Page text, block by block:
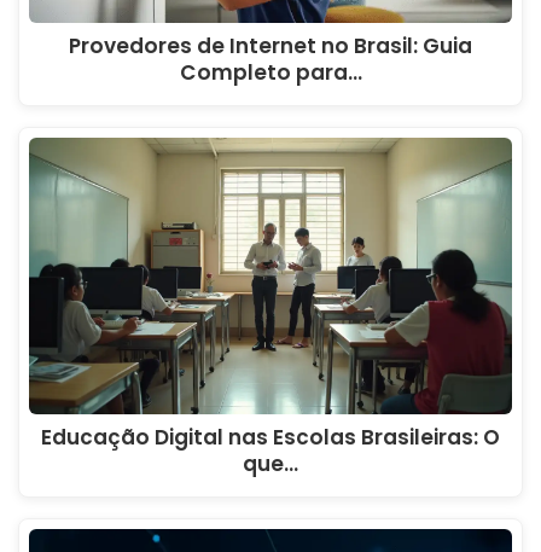
Provedores de Internet no Brasil: Guia
Completo para…
Educação Digital nas Escolas Brasileiras: O
que…